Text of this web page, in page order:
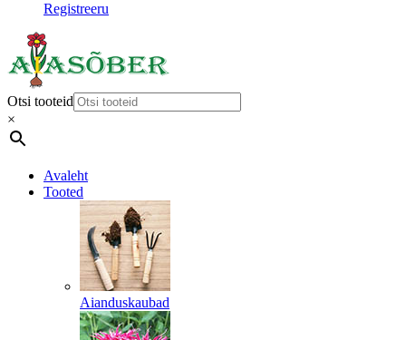
Registreeru
Otsi tooteid
×
Avaleht
Tooted
Aianduskaubad